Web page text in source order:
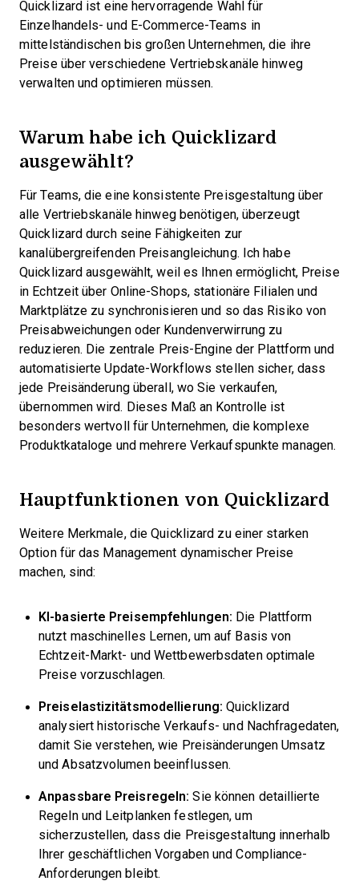
Quicklizard ist eine hervorragende Wahl für
Einzelhandels- und E-Commerce-Teams in
mittelständischen bis großen Unternehmen, die ihre
Preise über verschiedene Vertriebskanäle hinweg
verwalten und optimieren müssen.
Warum habe ich Quicklizard
ausgewählt?
Für Teams, die eine konsistente Preisgestaltung über
alle Vertriebskanäle hinweg benötigen, überzeugt
Quicklizard durch seine Fähigkeiten zur
kanalübergreifenden Preisangleichung. Ich habe
Quicklizard ausgewählt, weil es Ihnen ermöglicht, Preise
in Echtzeit über Online-Shops, stationäre Filialen und
Marktplätze zu synchronisieren und so das Risiko von
Preisabweichungen oder Kundenverwirrung zu
reduzieren. Die zentrale Preis-Engine der Plattform und
automatisierte Update-Workflows stellen sicher, dass
jede Preisänderung überall, wo Sie verkaufen,
übernommen wird. Dieses Maß an Kontrolle ist
besonders wertvoll für Unternehmen, die komplexe
Produktkataloge und mehrere Verkaufspunkte managen.
Hauptfunktionen von Quicklizard
Weitere Merkmale, die Quicklizard zu einer starken
Option für das Management dynamischer Preise
machen, sind:
KI-basierte Preisempfehlungen: Die Plattform
nutzt maschinelles Lernen, um auf Basis von
Echtzeit-Markt- und Wettbewerbsdaten optimale
Preise vorzuschlagen.
Preiselastizitätsmodellierung: Quicklizard
analysiert historische Verkaufs- und Nachfragedaten,
damit Sie verstehen, wie Preisänderungen Umsatz
und Absatzvolumen beeinflussen.
Anpassbare Preisregeln: Sie können detaillierte
Regeln und Leitplanken festlegen, um
sicherzustellen, dass die Preisgestaltung innerhalb
Ihrer geschäftlichen Vorgaben und Compliance-
Anforderungen bleibt.